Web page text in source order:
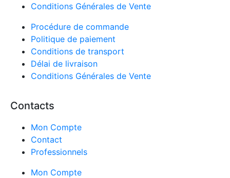
Conditions Générales de Vente
Procédure de commande
Politique de paiement
Conditions de transport
Délai de livraison
Conditions Générales de Vente
Contacts
Mon Compte
Contact
Professionnels
Mon Compte